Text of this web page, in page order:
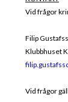
Vid frågor
Filip
Klubbhuset
Vid frågor